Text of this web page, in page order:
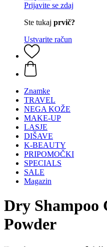
Prijavite se zdaj
Ste tukaj prvič?
Ustvarite račun
Znamke
TRAVEL
NEGA KOŽE
MAKE-UP
LASJE
DIŠAVE
K-BEAUTY
PRIPOMOČKI
SPECIALS
SALE
Magazin
Dry Shampoo
Powder